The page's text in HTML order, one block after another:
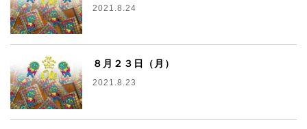
2021.8.24
８月２３日（月）
2021.8.23